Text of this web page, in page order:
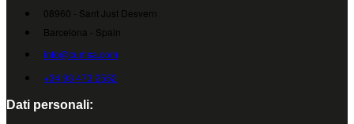
08960 - Sant Just Desvern
Barcelona - Spain
info@cumsa.com
+34 93 473 2552
Dati personali: